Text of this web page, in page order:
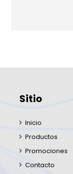
Sitio
Inicio
Productos
Promociones
Contacto